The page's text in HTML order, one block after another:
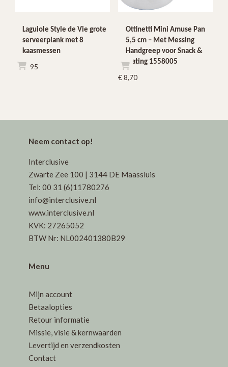
Laguiole Style de Vie grote
serveerplank met 8
kaasmessen
€39,95
Ottinetti Mini Amuse Pan
5,5 cm – Met Messing
Handgreep voor Snack &
Plating 1558005
€8,70
Neem contact op!
Interclusive
Zwarte Zee 100 | 3144 DE Maassluis
Tel: 00 31 (6)11780276
info@interclusive.nl
www.interclusive.nl
KVK: 27265052
BTW Nr: NL002401380B29
Menu
Mijn account
Betaalopties
Retour informatie
Missie, visie & kernwaarden
Levertijd en verzendkosten
Contact